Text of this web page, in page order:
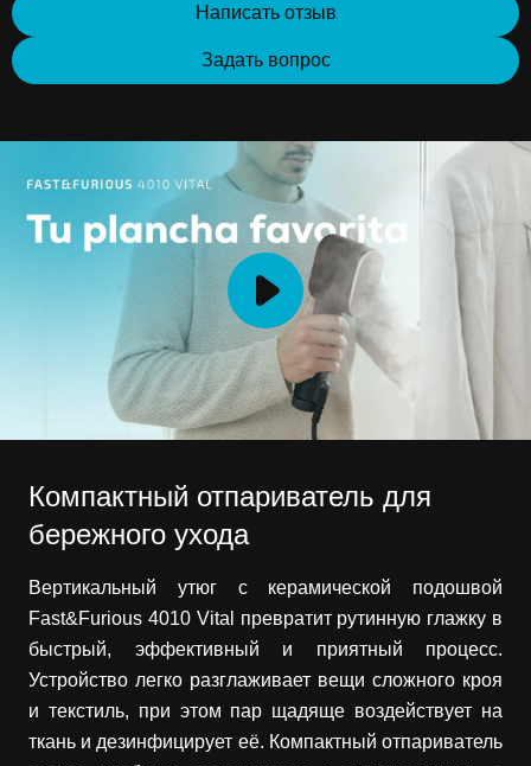
Написать отзыв
Задать вопрос
Компактный отпариватель для
бережного ухода
Вертикальный утюг с керамической подошвой
Fast&Furious 4010 Vital превратит рутинную глажку в
быстрый, эффективный и приятный процесс.
Устройство легко разглаживает вещи сложного кроя
и текстиль, при этом пар щадяще воздействует на
ткань и дезинфицирует её. Компактный отпариватель